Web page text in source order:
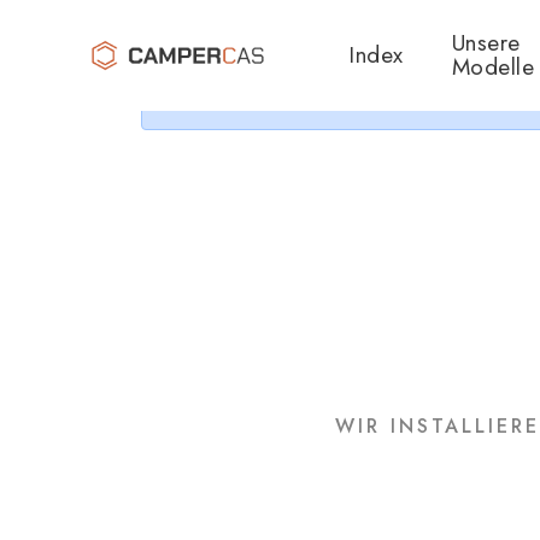
Index Unsere
Modelle
WIR